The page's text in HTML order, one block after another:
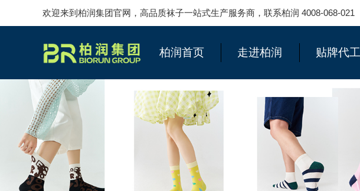
欢迎来到柏润集团官网，高品质袜子一站式生产服务商，联系柏润 4008-068-021
柏润首页 走进柏润 贴牌代工